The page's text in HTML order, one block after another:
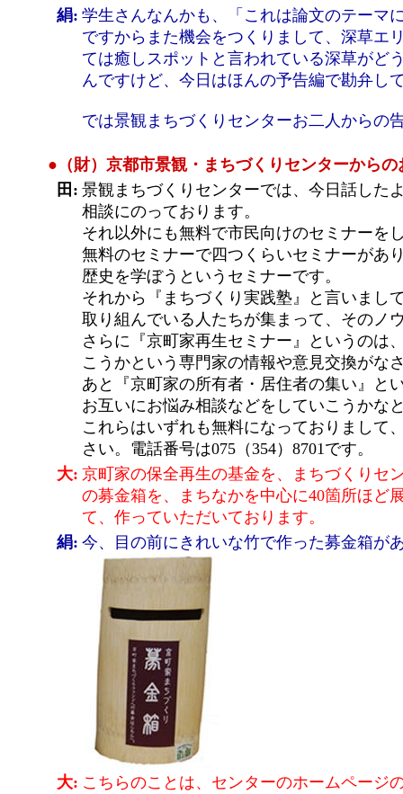
絹: 学生さんなんかも、「これは論文のテーマ
ですからまた機会をつくりまして、深草エ
ては癒しスポットと言われている深草がど
んですけど、今日はほんの予告編で勘弁し
では景観まちづくりセンターお二人からの
●（財）京都市景観・まちづくりセンターからの
田: 景観まちづくりセンターでは、今日話した
相談にのっております。
それ以外にも無料で市民向けのセミナーを
無料のセミナーで四つくらいセミナーがあ
歴史を学ぼうというセミナーです。
それから『まちづくり実践塾』と言いまし
取り組んでいる人たちが集まって、そのノ
さらに『京町家再生セミナー』というのは
こうかという専門家の情報や意見交換がな
あと『京町家の所有者・居住者の集い』と
お互いにお悩み相談などをしていこうかな
これらはいずれも無料になっておりまして
さい。電話番号は075（354）8701です。
大: 京町家の保全再生の基金を、まちづくりセ
の募金箱を、まちなかを中心に40箇所ほど
て、作っていただいております。
絹: 今、目の前にきれいな竹で作った募金箱が
大: こちらのことは、センターのホームページ